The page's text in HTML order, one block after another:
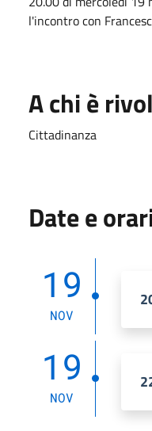
l'incontro con
A chi è
Cittadinanza
Date e
19
NOV
19
NOV